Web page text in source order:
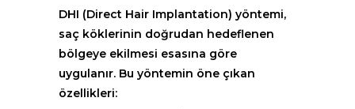
DHI (Direct Hair Implantation) yöntemi,
saç köklerinin doğrudan hedeflenen
bölgeye ekilmesi esasına göre
uygulanır. Bu yöntemin öne çıkan
özellikleri: